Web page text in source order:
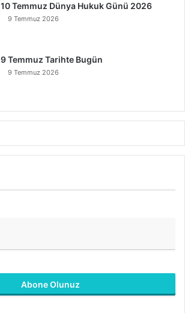
10 Temmuz Dünya Hukuk Günü 2026
9 Temmuz 2026
9 Temmuz Tarihte Bugün
9 Temmuz 2026
Abone Olunuz